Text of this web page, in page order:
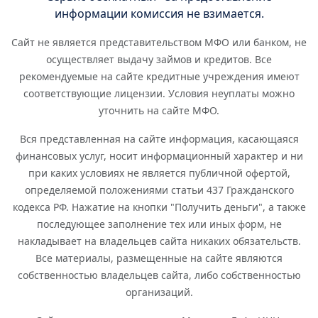
Сайт не является представительством МФО или банком, не
рекомендуемые на сайте кредитные учреждения имеют
соответствующие лицензии. Условия неуплаты можно
уточнить на сайте МФО.
Вся представленная на сайте информация, касающаяся
при каких условиях не является публичной офертой,
определяемой положениями статьи 437 Гражданского
кодекса РФ. Нажатие на кнопки "Получить деньги", а также
последующее заполнение тех или иных форм, не
накладывает на владельцев сайта никаких обязательств.
Все материалы, размещенные на сайте являются
собственностью владельцев сайта, либо собственностью
организаций.
Сайт сделал и поддерживает Малютин Е. А., ИНН: